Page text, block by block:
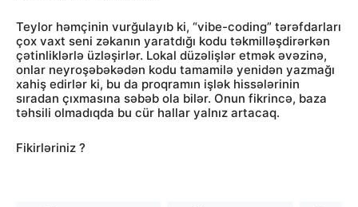
Teylor həmçinin vurğulayıb ki, “vibe-coding” tərəfdarları
çox vaxt seni zəkanın yaratdığı kodu təkmilləşdirərkən
çətinliklərlə üzləşirlər. Lokal düzəlişlər etmək əvəzinə,
onlar neyroşəbəkədən kodu tamamilə yenidən yazmağı
xahiş edirlər ki, bu da proqramın işlək hissələrinin
sıradan çıxmasına səbəb ola bilər. Onun fikrincə, baza
təhsili olmadıqda bu cür hallar yalnız artacaq.
Fikirləriniz ?